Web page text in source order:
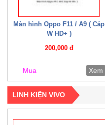
Màn hình Oppo F11 / A9 ( Cáp
W HD+ )
200,000 đ
Mua Xem
LINH KIỆN VIVO